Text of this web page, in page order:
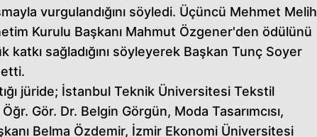
vurgulandığını söyledi. Üçüncü Mehmet Melih
Kurulu Başkanı Mahmut Özgener'den ödülünü
katkı sağladığını söyleyerek Başkan Tunç Soyer
jüride; İstanbul Teknik Üniversitesi Tekstil
Gör. Dr. Belgin Görgün, Moda Tasarımcısı,
Belma Özdemir, İzmir Ekonomi Üniversitesi